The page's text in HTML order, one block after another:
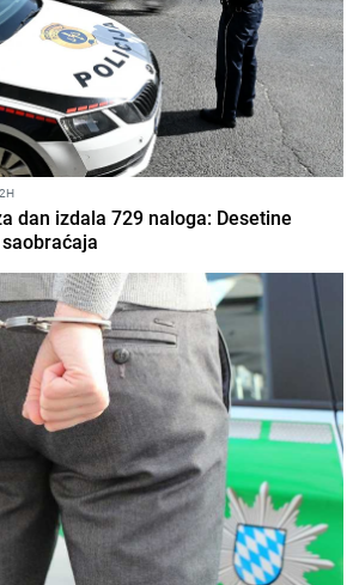
dan izdala 729 naloga: Desetine